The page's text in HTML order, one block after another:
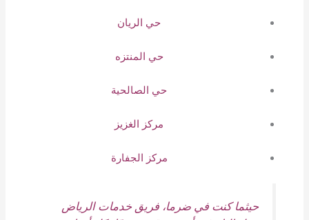
حي الريان
حي المنتزه
حي الصالحية
مركز الغزيز
مركز الجفارة
حيثما كنت في ضرما، فريق خدمات الرياض